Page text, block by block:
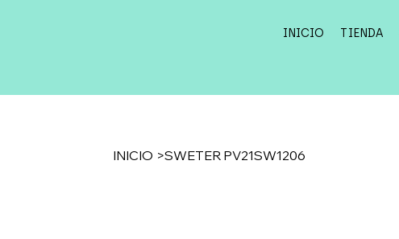
INICIO TIENDA
INICIO >SWETER PV21SW1206